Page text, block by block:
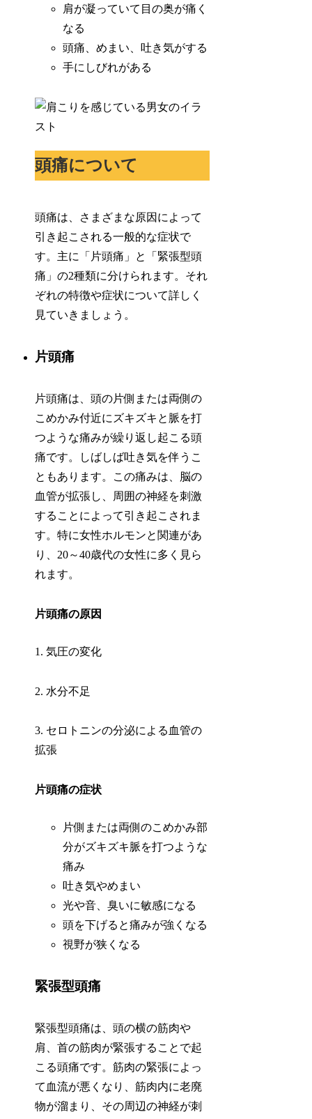
肩が凝っていて目の奥が痛く
なる
頭痛、めまい、吐き気がする
手にしびれがある
頭痛について
頭痛は、さまざまな原因によって
引き起こされる一般的な症状で
す。主に「片頭痛」と「緊張型頭
痛」の2種類に分けられます。それ
ぞれの特徴や症状について詳しく
見ていきましょう。
片頭痛
片頭痛は、頭の片側または両側の
こめかみ付近にズキズキと脈を打
つような痛みが繰り返し起こる頭
痛です。しばしば吐き気を伴うこ
ともあります。この痛みは、脳の
血管が拡張し、周囲の神経を刺激
することによって引き起こされま
す。特に女性ホルモンと関連があ
り、20～40歳代の女性に多く見ら
れます。
片頭痛の原因
1. 気圧の変化
2. 水分不足
3. セロトニンの分泌による血管の
拡張
片頭痛の症状
片側または両側のこめかみ部
分がズキズキ脈を打つような
痛み
吐き気やめまい
光や音、臭いに敏感になる
頭を下げると痛みが強くなる
視野が狭くなる
緊張型頭痛
緊張型頭痛は、頭の横の筋肉や
肩、首の筋肉が緊張することで起
こる頭痛です。筋肉の緊張によっ
て血流が悪くなり、筋肉内に老廃
物が溜まり、その周辺の神経が刺